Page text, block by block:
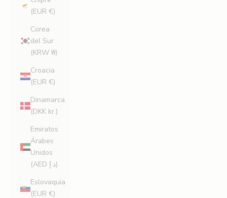
(EUR €)
Corea
del Sur
(KRW ₩)
Croacia
(EUR €)
Dinamarca
(DKK kr.)
Emiratos
Árabes
Unidos
(AED د.إ)
Eslovaquia
(EUR €)